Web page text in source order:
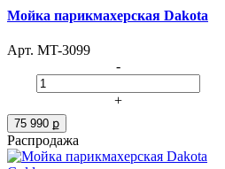
Мойка парикмахерская Dakota
Арт. MT-3099
-
+
75 990 ք
Распродажа